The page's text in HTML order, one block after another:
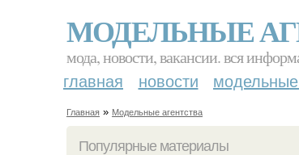
МОДЕЛЬНЫЕ
мода, новости, вакансии. вся
главная новости модельные
Главная » Модельные агентства
Популярные материалы